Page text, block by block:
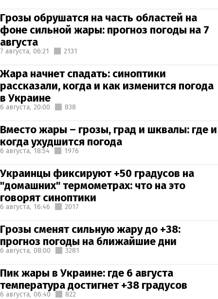
Грозы обрушатся на часть областей на
фоне сильной жары: прогноз погоды на 7
августа
7 августа, 06:21 2131
Жара начнет спадать: синоптики
рассказали, когда и как изменится погода
в Украине
6 августа, 20:00 838
Вместо жары – грозы, град и шквалы: где и
когда ухудшится погода
6 августа, 18:54 1976
Украинцы фиксируют +50 градусов на
"домашних" термометрах: что на это
говорят синоптики
6 августа, 16:46 2017
Грозы сменят сильную жару до +38:
прогноз погоды на ближайшие дни
6 августа, 08:00 3281
Пик жары в Украине: где 6 августа
температура достигнет +38 градусов
6 августа, 06:40 822